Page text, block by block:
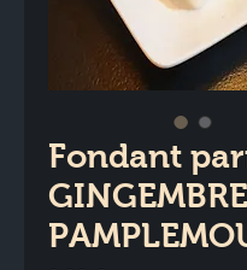
Fondant
GINGEMBRE